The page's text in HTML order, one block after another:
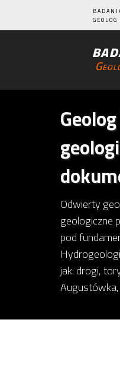
Odwierty
geologiczne
pod
jak: drogi,